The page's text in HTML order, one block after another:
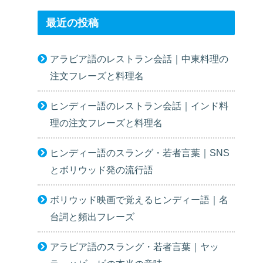
最近の投稿
アラビア語のレストラン会話｜中東料理の
注文フレーズと料理名
ヒンディー語のレストラン会話｜インド料
理の注文フレーズと料理名
ヒンディー語のスラング・若者言葉｜SNS
とボリウッド発の流行語
ボリウッド映画で覚えるヒンディー語｜名
台詞と頻出フレーズ
アラビア語のスラング・若者言葉｜ヤッ